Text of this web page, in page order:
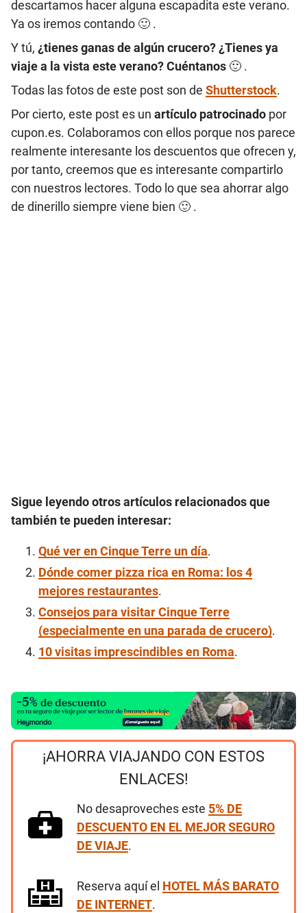
descartamos hacer alguna escapadita este verano.
Ya os iremos contando 🙂 .
Y tú, ¿tienes ganas de algún crucero? ¿Tienes ya
viaje a la vista este verano? Cuéntanos 🙂 .
Todas las fotos de este post son de Shutterstock.
Por cierto, este post es un artículo patrocinado por
cupon.es. Colaboramos con ellos porque nos parece
realmente interesante los descuentos que ofrecen y,
por tanto, creemos que es interesante compartirlo
con nuestros lectores. Todo lo que sea ahorrar algo
de dinerillo siempre viene bien 🙂 .
Sigue leyendo otros artículos relacionados que
también te pueden interesar:
Qué ver en Cinque Terre un día.
Dónde comer pizza rica en Roma: los 4
mejores restaurantes.
Consejos para visitar Cinque Terre
(especialmente en una parada de crucero).
10 visitas imprescindibles en Roma.
¡AHORRA VIAJANDO CON ESTOS
ENLACES!
No desaproveches este 5% DE
DESCUENTO EN EL MEJOR SEGURO
DE VIAJE.
Reserva aquí el HOTEL MÁS BARATO
DE INTERNET.